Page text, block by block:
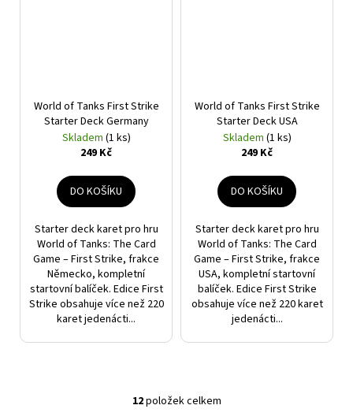
World of Tanks First Strike
Starter Deck Germany
Skladem (1 ks)
249 Kč
DO KOŠÍKU
Starter deck karet pro hru
World of Tanks: The Card
Game – First Strike, frakce
Německo, kompletní
startovní balíček. Edice First
Strike obsahuje více než 220
karet jedenácti...
World of Tanks First Strike
Starter Deck USA
Skladem (1 ks)
249 Kč
DO KOŠÍKU
Starter deck karet pro hru
World of Tanks: The Card
Game – First Strike, frakce
USA, kompletní startovní
balíček. Edice First Strike
obsahuje více než 220 karet
jedenácti...
O
12položek celkem